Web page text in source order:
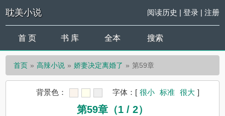
耽美小说 阅读历史 | 登录| 注册
首 页 书 库 全本 搜索
首页 高辣小说 娇妻决定离婚了 第59章
背景色： 字体： [ 很小 标准 很大 ]
第59章（1 / 2）